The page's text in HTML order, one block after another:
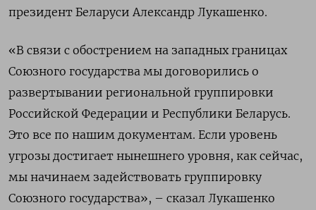
президент Беларуси Александр Лукашенко.
«В связи с обострением на западных границах
Союзного государства мы договорились о
развертывании региональной группировки
Российской Федерации и Республики Беларусь.
Это все по нашим документам. Если уровень
угрозы достигает нынешнего уровня, как сейчас,
мы начинаем задействовать группировку
Союзного государства», – сказал Лукашенко